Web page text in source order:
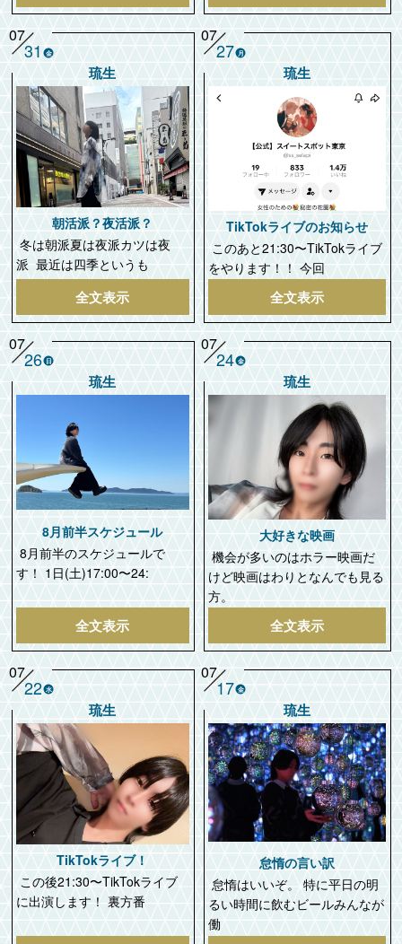
琉生
朝活派？夜活派？
冬は朝派夏は夜派カツは夜
派 最近は四季というも
全文表示
07
31 金
琉生
TikTokライブのお知らせ
このあと21:30〜TikTokライブ
をやります！！ 今回
全文表示
07
27 月
琉生
8月前半スケジュール
8月前半のスケジュールで
す！ 1日(土)17:00〜24:
全文表示
07
26 日
琉生
大好きな映画
機会が多いのはホラー映画だ
けど映画はわりとなんでも見る
方。
全文表示
07
24 金
琉生
TikTokライブ！
この後21:30〜TikTokライブ
に出演します！ 裏方番
07
22 水
琉生
怠惰の言い訳
怠惰はいいぞ。 特に平日の明
るい時間に飲むビールみんなが
働
07
17 金